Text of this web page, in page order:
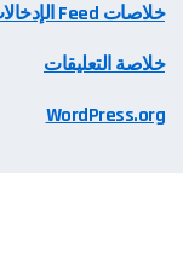
خلاصات Feed الإدخالات
خلاصة التعليقات
WordPress.org